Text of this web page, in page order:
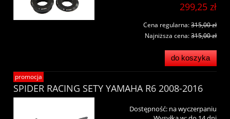
299,25 zł
Cena regularna:315,00 zł
Najniższa cena:315,00 zł
do koszyka
SPIDER RACING SETY YAMAHA R6 2008-2016
Dostępność: na wyczerpaniu
promocja